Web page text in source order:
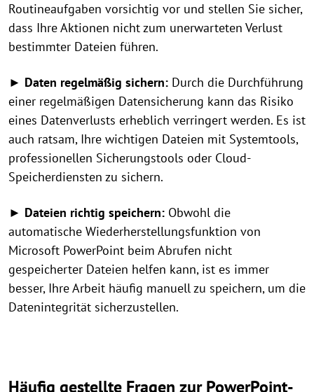
Routineaufgaben vorsichtig vor und stellen Sie sicher,
dass Ihre Aktionen nicht zum unerwarteten Verlust
bestimmter Dateien führen.
► Daten regelmäßig sichern: Durch die Durchführung
einer regelmäßigen Datensicherung kann das Risiko
eines Datenverlusts erheblich verringert werden. Es ist
auch ratsam, Ihre wichtigen Dateien mit Systemtools,
professionellen Sicherungstools oder Cloud-
Speicherdiensten zu sichern.
► Dateien richtig speichern: Obwohl die
automatische Wiederherstellungsfunktion von
Microsoft PowerPoint beim Abrufen nicht
gespeicherter Dateien helfen kann, ist es immer
besser, Ihre Arbeit häufig manuell zu speichern, um die
Datenintegrität sicherzustellen.
Häufig gestellte Fragen zur PowerPoint-